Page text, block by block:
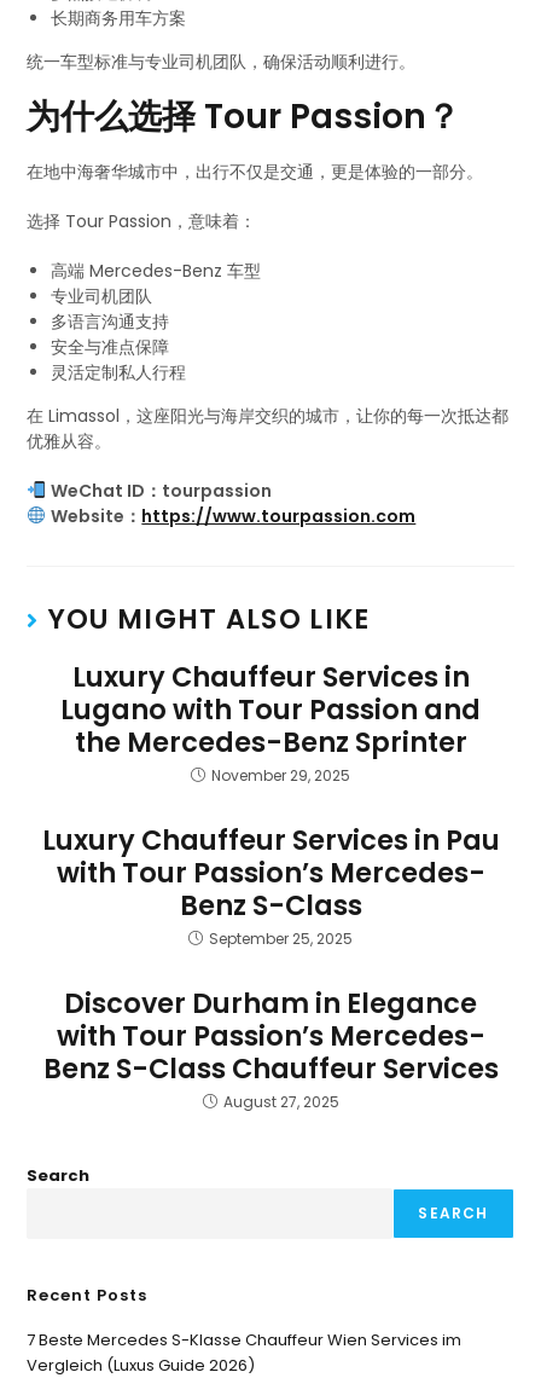
长期商务用车方案
统一车型标准与专业司机团队，确保活动顺利进行。
为什么选择 Tour Passion？
在地中海奢华城市中，出行不仅是交通，更是体验的一部分。
选择 Tour Passion，意味着：
高端 Mercedes-Benz 车型
专业司机团队
多语言沟通支持
安全与准点保障
灵活定制私人行程
在 Limassol，这座阳光与海岸交织的城市，让你的每一次抵达都
优雅从容。
WeChat ID：tourpassion
Website： https://www.tourpassion.com
YOU MIGHT ALSO LIKE
Luxury Chauffeur Services in
Lugano with Tour Passion and
the Mercedes-Benz Sprinter
November 29, 2025
Luxury Chauffeur Services in Pau
with Tour Passion’s Mercedes-
Benz S-Class
September 25, 2025
Discover Durham in Elegance
with Tour Passion’s Mercedes-
Benz S-Class Chauffeur Services
August 27, 2025
Search
SEARCH
Recent Posts
7 Beste Mercedes S-Klasse Chauffeur Wien Services im
Vergleich (Luxus Guide 2026)